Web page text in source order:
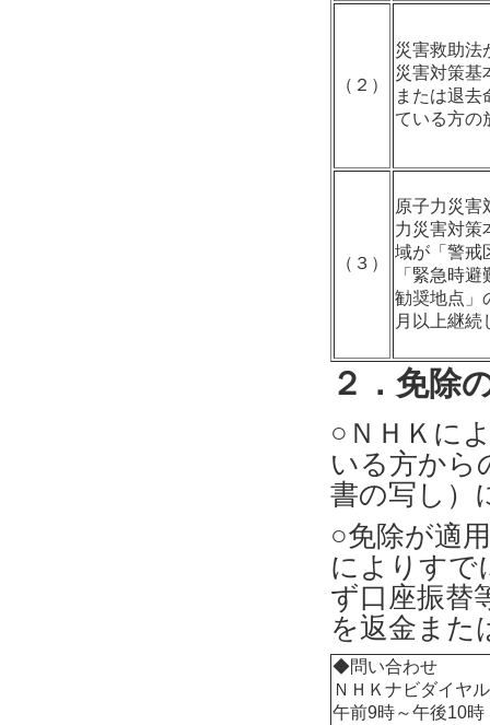
（２）
災害救助法
災害対策基
または退去
ている方の
（３）
原子力災害
力災害対策
域が「警戒
「緊急時
勧奨地点」
月以上継続
２．免除
○ＮＨＫに
いる方から
書の写し）
○免除が適
によりすで
ず口座振替
を返金また
◆問い合わせ
ＮＨＫナビダイヤ
午前9時～午後10時